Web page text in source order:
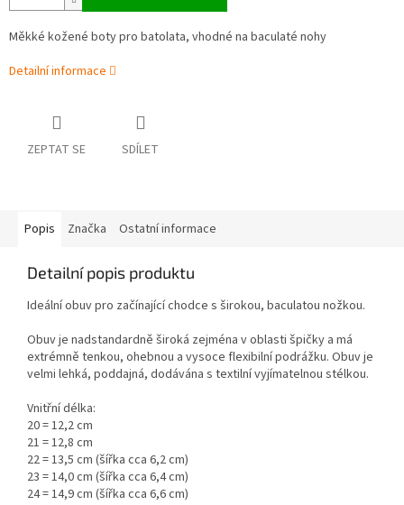
Měkké kožené boty pro batolata, vhodné na baculaté nohy
Detailní informace
ZEPTAT SE SDÍLET
Popis Značka Ostatní informace
Detailní popis produktu
Ideální obuv pro začínající chodce s širokou, baculatou nožkou.
Obuv je nadstandardně široká zejména v oblasti špičky a má
extrémně tenkou, ohebnou a vysoce flexibilní podrážku. Obuv je
velmi lehká, poddajná, dodávána s textilní vyjímatelnou stélkou.
Vnitřní délka:
20 = 12,2 cm
21 = 12,8 cm
22 = 13,5 cm (šířka cca 6,2 cm)
23 = 14,0 cm (šířka cca 6,4 cm)
24 = 14,9 cm (šířka cca 6,6 cm)